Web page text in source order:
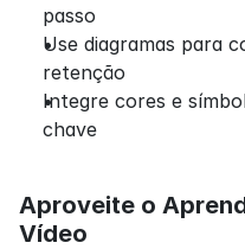
passo
Use diagramas para
retenção
Integre cores e
chave
Aproveite o
Vídeo